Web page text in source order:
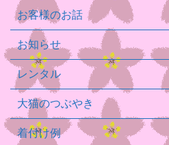
お客様のお話
お知らせ
レンタル
大猫のつぶやき
着付け例